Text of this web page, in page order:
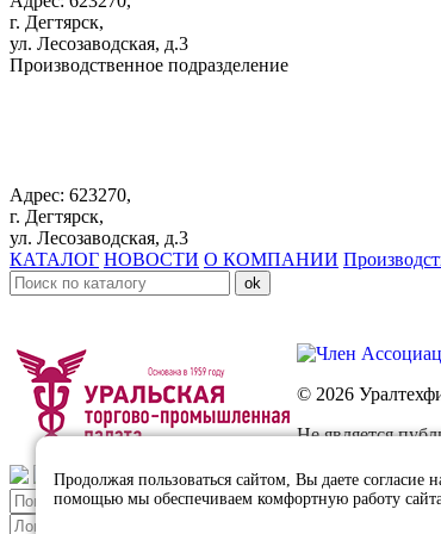
г. Дегтярск,
ул. Лесозаводская, д.3
Производственное подразделение
Адрес: 623270,
г. Дегтярск,
ул. Лесозаводская, д.3
КАТАЛОГ НОВОСТИ О КОМПАНИИ
© 2026
Не является
Продолжая пользоваться сайтом, Вы даете согласие
помощью мы обеспечиваем комфортную работу